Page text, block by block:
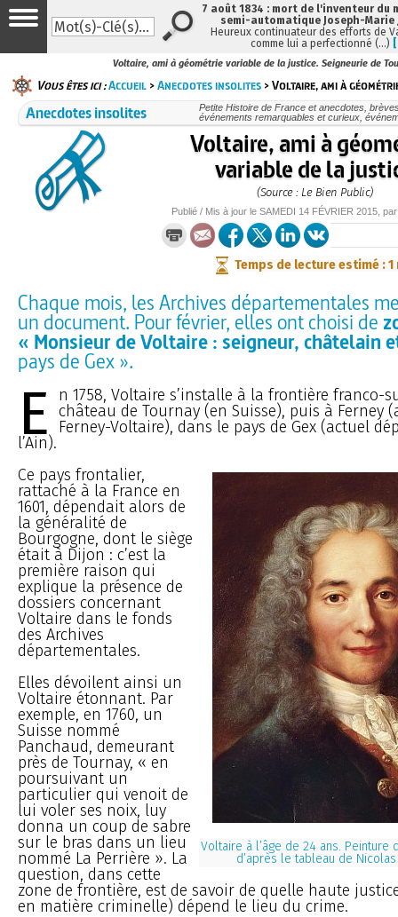
Voltaire, ami à géométrie variable de la justice. Seigneurie de
Vous êtes ici :Accueil >Anecdotes insolites > Voltaire, ami à
Anecdotes insolites
Petite Histoire de France et anecdotes,
événements remarquables et curieux,
Voltaire, ami à
variable de la
(Source : Le Bien Public)
Publié / Mis à jour leSAMEDI 14 FÉVRIER 2015 ,
Temps de lecture estimé : 1
Chaque mois, les Archives départementales
un document. Pour février, elles ont choisi de
« Monsieur de Voltaire : seigneur, châtelain
pays de Gex ».
E n 1758, Voltaire s’installe à la frontière franco-
château de Tournay (en Suisse), puis à Ferney
Ferney-Voltaire), dans le pays de Gex (actuel
l’Ain).
Voltaire à l’âge de 24 ans. Peinture
d’après le tableau de
Ce pays frontalier,
rattaché à la France en
1601, dépendait alors de
la généralité de
Bourgogne, dont le siège
était à Dijon : c’est la
première raison qui
explique la présence de
dossiers concernant
Voltaire dans le fonds
des Archives
départementales.
Elles dévoilent ainsi un
Voltaire étonnant. Par
exemple, en 1760, un
Suisse nommé
Panchaud, demeurant
près de Tournay, « en
poursuivant un
particulier qui venoit de
lui voler ses noix, luy
donna un coup de sabre
sur le bras dans un lieu
nommé La Perrière ». La
question, dans cette
zone de frontière, est de savoir de quelle haute
en matière criminelle) dépend le lieu du crime.
7 août 1834 : mort de l'inventeur du
semi-automatique Joseph-Marie
Heureux continuateur des efforts de
comme lui a perfectionné (…)